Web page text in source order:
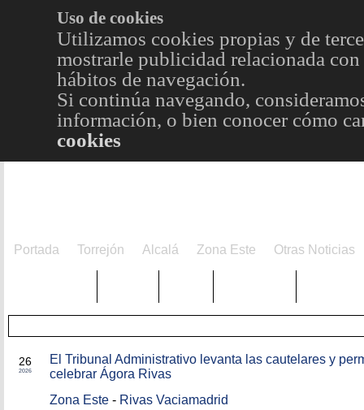
Uso de cookies
Utilizamos cookies propias y de
mostrarle publicidad relacionada
hábitos de navegación.
Si continúa navegando,
información, o bien conocer cómo
cookies
Portada Torrejón Alcalá Zona Este Otras Noticias
26
2026
El Tribunal Administrativo levanta las cautelares y
celebrar Ágora Rivas
Zona Este - Rivas Vaciamadrid